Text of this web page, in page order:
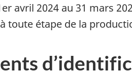
avril 2024 au 31 mars
étape de la